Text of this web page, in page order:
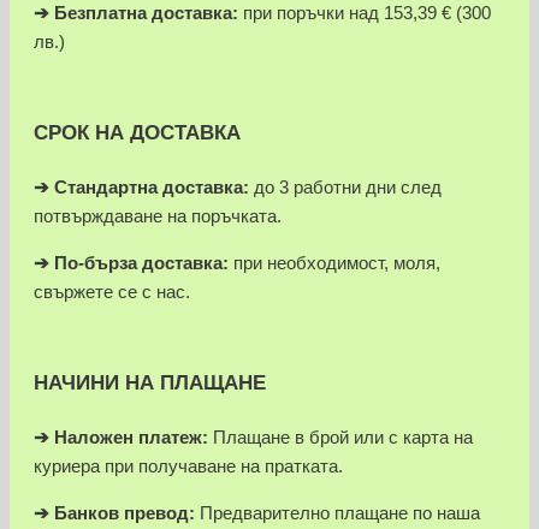
➔ Безплатна доставка: при поръчки над 153,39 € (300
лв.)
СРОК НА ДОСТАВКА
➔ Стандартна доставка: до 3 работни дни след
потвърждаване на поръчката.
➔ По-бърза доставка: при необходимост, моля,
свържете се с нас.
НАЧИНИ НА ПЛАЩАНЕ
➔ Наложен платеж: Плащане в брой или с карта на
куриера при получаване на пратката.
➔ Банков превод: Предварително плащане по наша